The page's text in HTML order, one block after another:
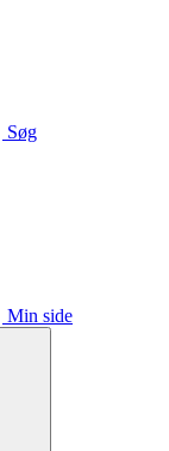
Søg
Min side